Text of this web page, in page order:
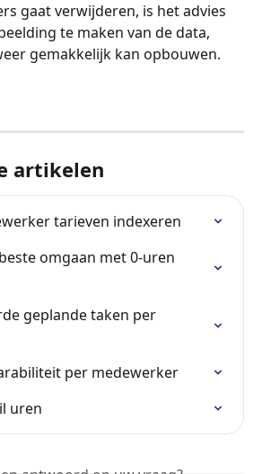
gaat verwijderen, is het advies
te maken van de data,
gemakkelijk kan opbouwen.
artikelen
tarieven indexeren
omgaan met 0-uren
geplande taken per
per medewerker
uren